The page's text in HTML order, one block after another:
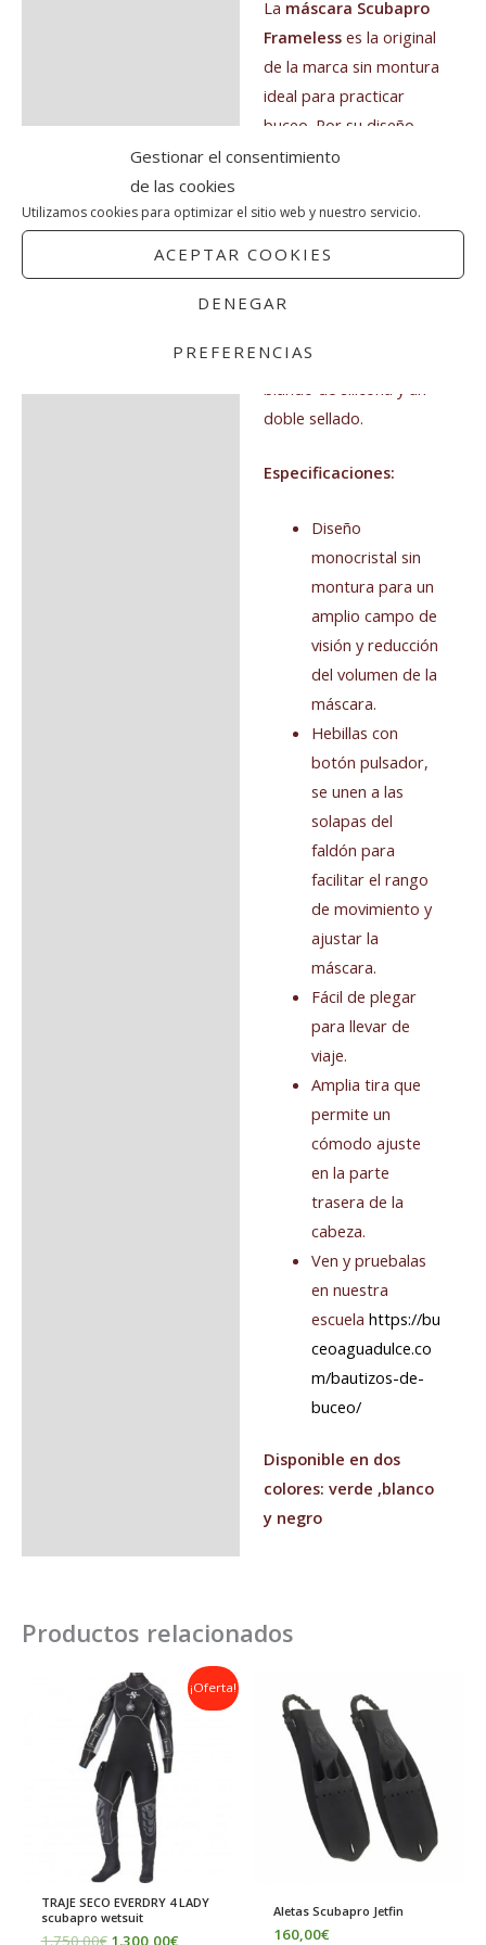
Gestionar el consentimiento
de las cookies
Utilizamos cookies para optimizar el sitio web y nuestro servicio.
ACEPTAR COOKIES
DENEGAR
PREFERENCIAS
La máscara Scubapro
Framelesses la original
de la marca sin montura
ideal para practicar
buceo. Por su diseño
monocristal
campo de visión
rectangular. Es cómoda
piel con un faldón
doble sellado.
Especificaciones:
Diseño
monocristal sin
montura para un
amplio campo de
visión y reducción
del volumen de la
máscara.
Hebillas con
botón pulsador,
se unen a las
solapas del
faldón para
facilitar el rango
de movimiento y
ajustar la
máscara.
Fácil de plegar
para llevar de
viaje.
Amplia tira que
permite un
cómodo ajuste
en la parte
trasera de la
cabeza.
Ven y pruebalas
en nuestra
escuela https://bu
ceoaguadulce.co
m/bautizos-de-
buceo/
Disponible en dos
colores: verde ,blanco
y negro
Productos relacionados
¡Oferta!
TRAJE SECO EVERDRY 4 LADY
scubapro wetsuit
1.750,00€
El
precio
original
era:
1.750,00€.
1.300,00€
El
precio
actual
Aletas Scubapro Jetfin
160,00€